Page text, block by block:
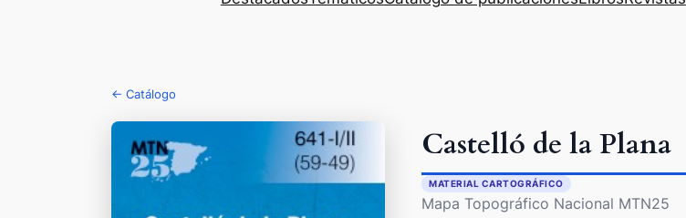
← Catálogo
Castelló de la Plana
MATERIAL CARTOGRÁFICO
Mapa Topográfico Nacional MTN25